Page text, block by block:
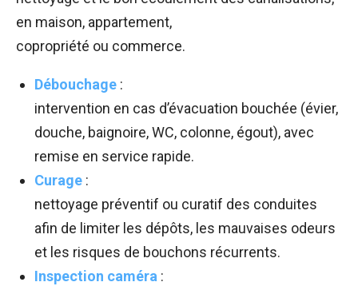
en maison, appartement,
copropriété ou commerce.
Débouchage :
intervention en cas d’évacuation bouchée (évier,
douche, baignoire, WC, colonne, égout), avec
remise en service rapide.
Curage :
nettoyage préventif ou curatif des conduites
afin de limiter les dépôts, les mauvaises odeurs
et les risques de bouchons récurrents.
Inspection caméra :